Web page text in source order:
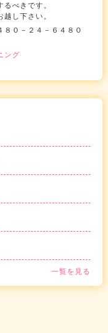
べきです。
し下さい。
０－２４－６４８０
ング
一覧を見る